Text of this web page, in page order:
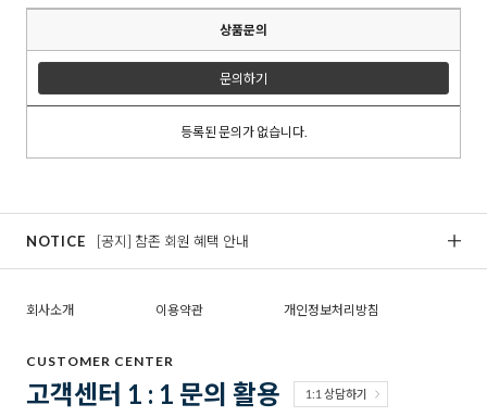
상품문의
문의하기
등록된 문의가 없습니다.
NOTICE [공지] 참존 회원 혜택 안내
회사소개 이용약관 개인정보처리방침
CUSTOMER CENTER
고객센터 1 : 1 문의 활용 1:1 상담하기